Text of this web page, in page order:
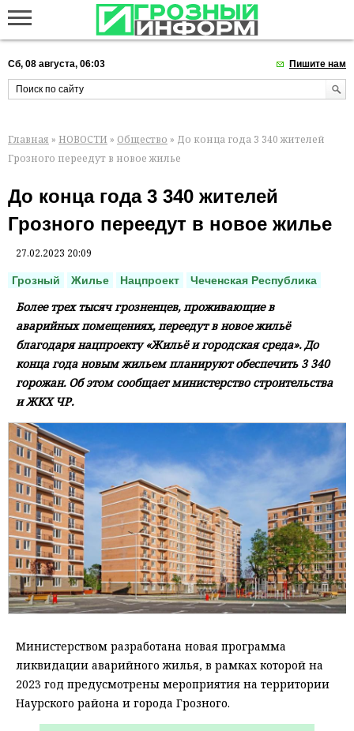
Сб, 08 августа, 06:03 Пишите нам
Главная » НОВОСТИ » Общество » До конца года 3 340 жителей
Грозного переедут в новое жилье
До конца года 3 340 жителей
Грозного переедут в новое жилье
27.02.2023 20:09
Грозный Жилье Нацпроект Чеченская Республика
Более трех тысяч грозненцев, проживающие в
аварийных помещениях, переедут в новое жильё
благодаря нацпроекту «Жильё и городская среда». До
конца года новым жильем планируют обеспечить 3 340
горожан. Об этом сообщает министерство строительства
и ЖКХ ЧР.
Министерством разработана новая программа
ликвидации аварийного жилья, в рамках которой на
2023 год предусмотрены мероприятия на территории
Наурского района и города Грозного.